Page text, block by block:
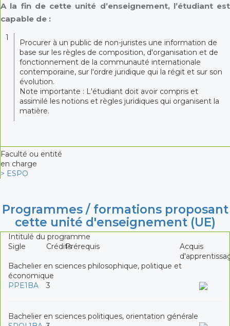
A la fin de cette unité d’enseignement, l’étudiant est
capable de :
1
Procurer à un public de non-juristes une information de
base sur les règles de composition, d'organisation et de
fonctionnement de la communauté internationale
contemporaine, sur l'ordre juridique qui la régit et sur son
évolution.
Note importante : L'étudiant doit avoir compris et
assimilé les notions et règles juridiques qui organisent la
matière.
Faculté ou entité
en charge
> ESPO
Programmes / formations proposant
cette unité d'enseignement (UE)
Intitulé du programme
Sigle
CréditsPrérequis
Acquis
Bachelier en sciences philosophique, politique et
économique
PPE1BA
3
Bachelier en sciences politiques, orientation générale